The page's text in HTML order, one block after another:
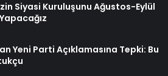
Siyasi Kuruluşunu Ağustos-Eylül
Yeni Parti Açıklamasına Tepki: Bu